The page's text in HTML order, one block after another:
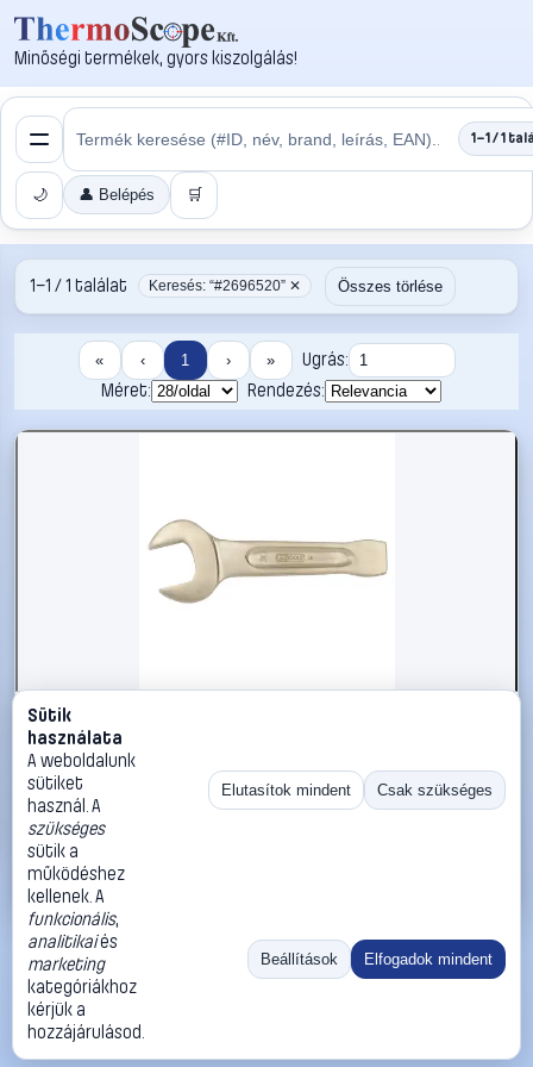
Minőségi termékek, gyors kiszolgálás!
1–1 / 1
🌙 👤 Belépés 🛒
1–1 / 1 találat Keresés: “#2696520” ✕ Összes törlése
« ‹ 1 › »
Ugrás:
Méret:
Rendezés:
#2696520
KS Tools 9637621 963.7621 Ütős csavarkulcs
Kulcsszélesség (metrikus) 19 mm
KS Tools Egyoldalas villáskulcsok
25 990 Ft
Kosárba
«
Ugrás:
Méret:
Rendezés:
©2026
ThermoScope
ÁSZF
Cégbemutató
Sütik
használata
A weboldalunk
sütiket
használ. A
szükséges
sütik a
működéshez
kellenek. A
funkcionális,
analitikaiés
marketing
kategóriákhoz
kérjük a
hozzájárulásod.
Elutasítok mindent Csak szükséges
Beállítások Elfogadok mindent